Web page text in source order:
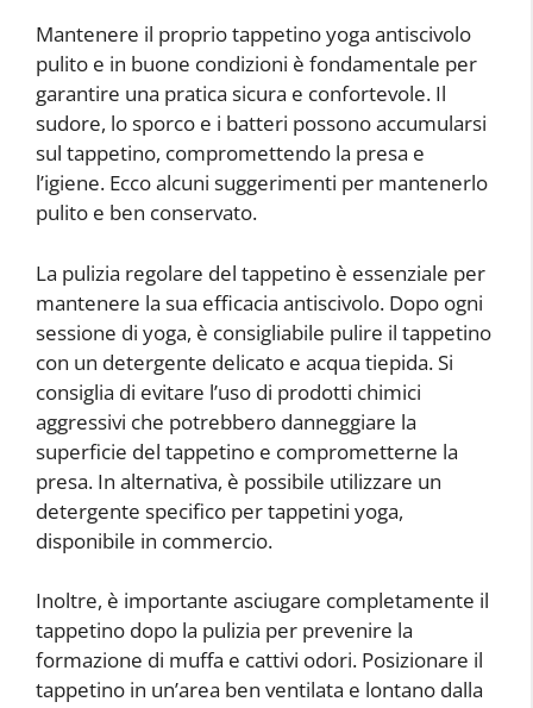
Mantenere il proprio tappetino yoga antiscivolo
pulito e in buone condizioni è fondamentale per
garantire una pratica sicura e confortevole. Il
sudore, lo sporco e i batteri possono accumularsi
sul tappetino, compromettendo la presa e
l’igiene. Ecco alcuni suggerimenti per mantenerlo
pulito e ben conservato.
La pulizia regolare del tappetino è essenziale per
mantenere la sua efficacia antiscivolo. Dopo ogni
sessione di yoga, è consigliabile pulire il tappetino
con un detergente delicato e acqua tiepida. Si
consiglia di evitare l’uso di prodotti chimici
aggressivi che potrebbero danneggiare la
superficie del tappetino e comprometterne la
presa. In alternativa, è possibile utilizzare un
detergente specifico per tappetini yoga,
disponibile in commercio.
Inoltre, è importante asciugare completamente il
tappetino dopo la pulizia per prevenire la
formazione di muffa e cattivi odori. Posizionare il
tappetino in un’area ben ventilata e lontano dalla